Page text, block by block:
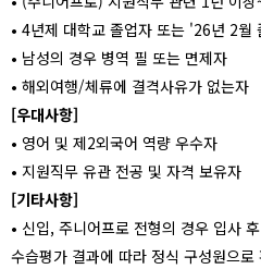
• 4년제 대학교 졸업자 또는 '26년 2월
• 남성의 경우 병역 필 또는 면제자
• 해외여행/체류에 결격사유가 없는자
[우대사항]
• 영어 및 제2외국어 역량 우수자
• 지원직무 유관 전공 및 자격 보유자
[기타사항]
• 신입, 주니어프로 전형의 경우 입사
수습평가 결과에 따라 정식 구성원으로